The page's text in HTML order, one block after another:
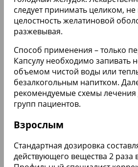
следует принимать целиком,
целостность желатиновой
разжевывая.
Способ применения – только
Капсулу необходимо запивать
объемом чистой воды или
безалкогольным напитком.
рекомендуемые схемы
групп пациентов.
Взрослым
Стандартная дозировка
действующего вещества 2 раза